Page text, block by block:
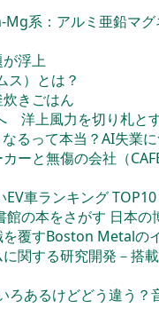
系：アルミ亜鉛マ
浮上
ス）とは？
きごはん
洋上風力を切り札と
るって本当？AI失業
ーと無傷の会社（
EV車ランキング TOP10
館の本をさがす 日本の
覆すBoston Metalの
関する研究開発－搭
ろあるけどどう違う